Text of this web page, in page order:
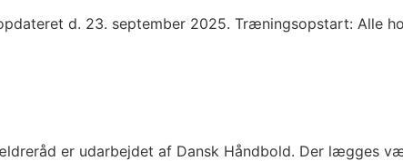
d. 23. september 2025. Træningsopstart: Alle
er udarbejdet af Dansk Håndbold. Der lægges